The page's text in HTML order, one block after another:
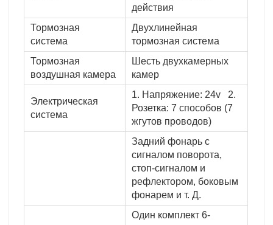
действия
Тормозная
система
Двухлинейная
тормозная система
Тормозная
воздушная камера
Шесть двухкамерных
камер
Электрическая
система
1. Напряжение: 24v 2.
Розетка: 7 способов (7
жгутов проводов)
Задний фонарь с
сигналом поворота,
стоп-сигналом и
рефлектором, боковым
фонарем и т. Д.
Один комплект 6-